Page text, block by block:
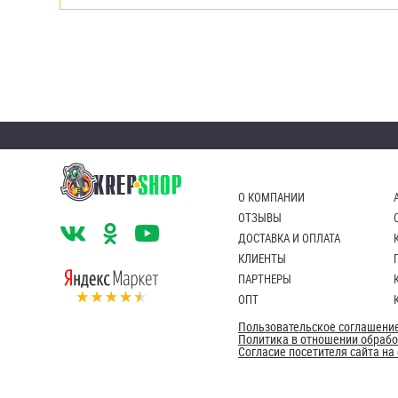
О КОМПАНИИ
ОТЗЫВЫ
ДОСТАВКА И ОПЛАТА
КЛИЕНТЫ
ПАРТНЕРЫ
ОПТ
Пользовательское
Политика в отношении
Согласие посетителя сайта